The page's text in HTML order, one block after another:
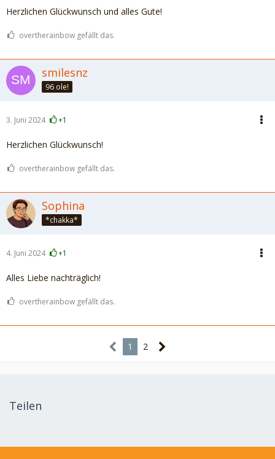
Herzlichen Glückwunsch und alles Gute!
overtherainbow gefällt das.
smilesnz
96 ole!
3. Juni 2024 +1
Herzlichen Glückwunsch!
overtherainbow gefällt das.
Sophina
*chakka*
4. Juni 2024 +1
Alles Liebe nachträglich!
overtherainbow gefällt das.
1 2
Teilen